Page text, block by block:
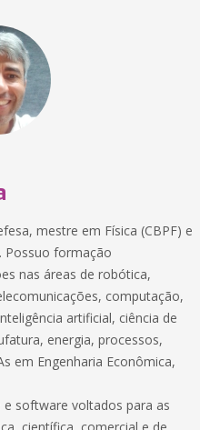
mestre em Física (CBPF) e
Possuo formação
nas áreas de robótica,
computação,
artificial, ciência de
energia, processos,
em Engenharia Econômica,
software voltados para as